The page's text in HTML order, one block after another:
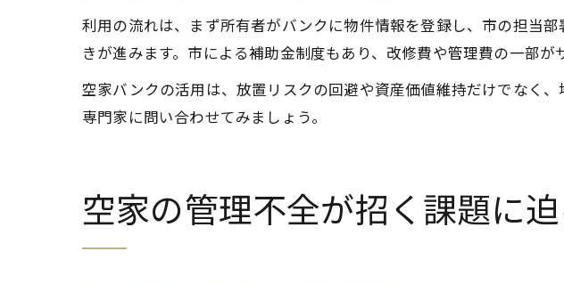
利用の流れは、まず所有者がバンクに物件情報を登録し、市の担当
きが進みます。市による補助金制度もあり、改修費や管理費の一部が
空家バンクの活用は、放置リスクの回避や資産価値維持だけでなく
専門家に問い合わせてみましょう。
空家の管理不全が招く課題に